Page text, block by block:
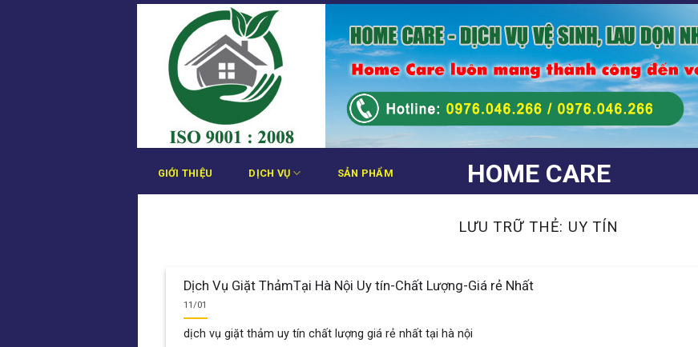
Bỏ
HOME CARE
GIỚI THIỆU DỊCH VỤ SẢN PHẨM
LƯU TRỮ THẺ: UY TÍN
Dịch Vụ Giặt ThảmTại Hà Nội Uy tín-Chất Lượng-Giá rẻ Nhất
11/01
dịch vụ giặt thảm uy tín chất lượng giá rẻ nhất tại hà nội